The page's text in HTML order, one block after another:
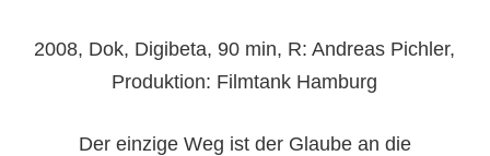
2008, Dok, Digibeta, 90 min, R: Andreas Pichler,
Produktion: Filmtank Hamburg
Der einzige Weg ist der Glaube an die